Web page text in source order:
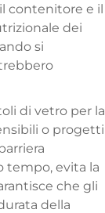
contenitore e il
dei
si
di vetro per la
o progetti
tempo, evita la
che gli
della